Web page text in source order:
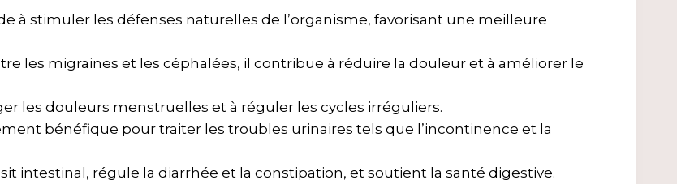
à stimuler les défenses naturelles de l’organisme, favorisant une meilleure
les migraines et les céphalées, il contribue à réduire la douleur et à améliorer le
les douleurs menstruelles et à réguler les cycles irréguliers.
bénéfique pour traiter les troubles urinaires tels que l’incontinence et la
intestinal, régule la diarrhée et la constipation, et soutient la santé digestive.